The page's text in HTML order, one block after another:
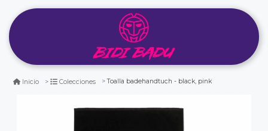
Inicio Colecciones Toalla badehandtuch - black, pink